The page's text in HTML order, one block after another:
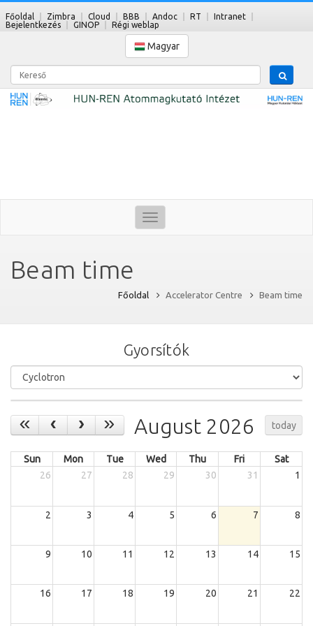
Főoldal Zimbra Cloud BBB Andoc RT
Intranet
Bejelentkezés
GINOP Régi weblap
Magyar
Kereső
Toggle
navigation
Beam time
Főoldal Accelerator Centre Beam time
Gyorsítók
today
August 2026
Sun Mon Tue Wed Thu Fri
Sat
26
27 28 29 30 31 1
2 3 4 5 6 7 8
9 10 11 12 13 14 15
16 17 18 19 20 21 22